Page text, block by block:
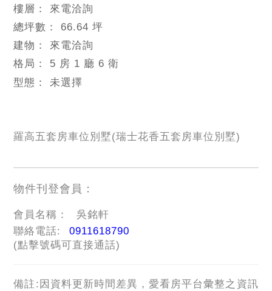
樓層： 來電洽詢
總坪數： 66.64 坪
建物： 來電洽詢
格局： 5 房 1 廳 6 衛
型態： 未選擇
羅高五套房車位別墅(瑞士花香五套房車位別墅)
物件刊登會員：
會員名稱：
吳銘軒
聯絡電話:
0911618790
(點擊號碼可直接通話)
備註:因資料更新時間差異，愛看房平台彙整之資訊